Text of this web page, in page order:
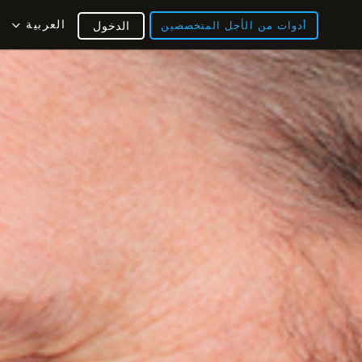
أدوات من الأجل المتخصصين العربية الدخول